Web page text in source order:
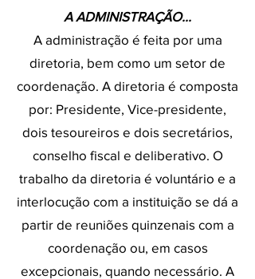
A ADMINISTRAÇÃO...
A administração é feita por uma
diretoria, bem como um setor de
coordenação. A diretoria é composta
por: Presidente, Vice-presidente,
dois tesoureiros e dois secretários,
conselho fiscal e deliberativo. O
trabalho da diretoria é voluntário e a
interlocução com a instituição se dá a
partir de reuniões quinzenais com a
coordenação ou, em casos
excepcionais, quando necessário. A